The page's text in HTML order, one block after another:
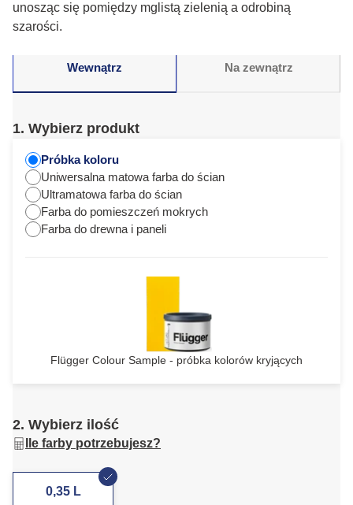
unosząc się pomiędzy mglistą zielenią a odrobiną
szarości.
Wewnątrz Na zewnątrz
1. Wybierz produkt
Próbka koloru
Uniwersalna matowa farba do ścian
Ultramatowa farba do ścian
Farba do pomieszczeń mokrych
Farba do drewna i paneli
Flügger Colour Sample - próbka kolorów kryjących
2. Wybierz ilość
Ile farby potrzebujesz?
0,35 L